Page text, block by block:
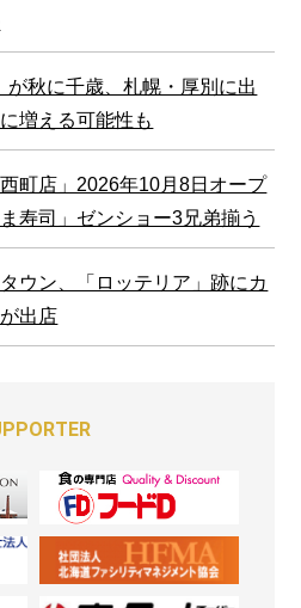
が秋に千歳、札幌・厚別に出
増える可能性も
町店」2026年10月8日オープ
寿司」ゼンショー3兄弟揃う
ウン、「ロッテリア」跡にカ
出店